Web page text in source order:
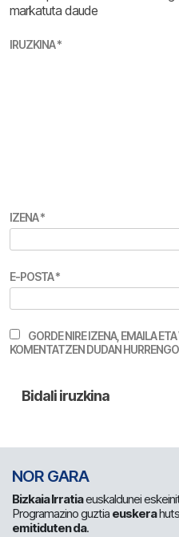
markatuta daude
IRUZKINA*
IZENA*
E-POSTA*
GORDE NIRE IZENA, EMAILA
KOMENTATZEN DUDAN
NOR GARA
Bizkaia Irratiaeuskaldunei
Programazino guztia euskera
emitiduten da.